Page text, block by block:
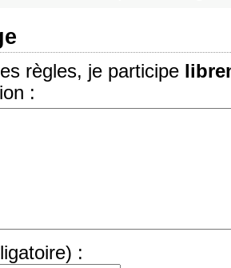
règles, je participe
:
: